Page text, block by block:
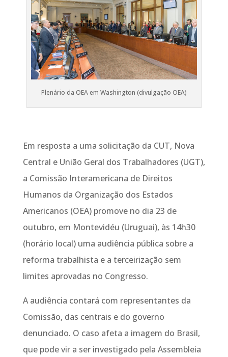
Plenário da OEA em Washington (divulgação OEA)
Em resposta a uma solicitação da CUT, Nova
Central e União Geral dos Trabalhadores (UGT),
a Comissão Interamericana de Direitos
Humanos da Organização dos Estados
Americanos (OEA) promove no dia 23 de
outubro, em Montevidéu (Uruguai), às 14h30
(horário local) uma audiência pública sobre a
reforma trabalhista e a terceirização sem
limites aprovadas no Congresso.
A audiência contará com representantes da
Comissão, das centrais e do governo
denunciado. O caso afeta a imagem do Brasil,
que pode vir a ser investigado pela Assembleia